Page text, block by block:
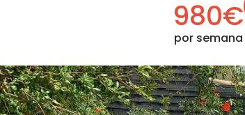
980€
por semana